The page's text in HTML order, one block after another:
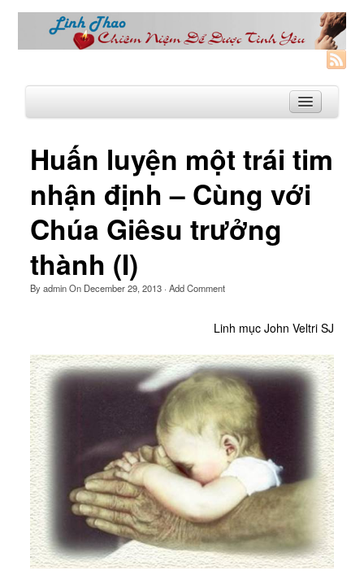
Linh Thao
Linh Thao là gì?
Linhthao.org
Bạn Đường Linh Thao
Kinh Nghiệm
Bài Cầu Nguyện
Cách Cầu Nguyện
Nhận Định
Phương Pháp CN, Xét Mình
Tác Phẩm
Huấn luyện một trái tim
nhận định – Cùng với
Chúa Giêsu trưởng
thành (I)
ByadminOn December 29, 2013· Add Comment
Linh mục John Veltri SJ